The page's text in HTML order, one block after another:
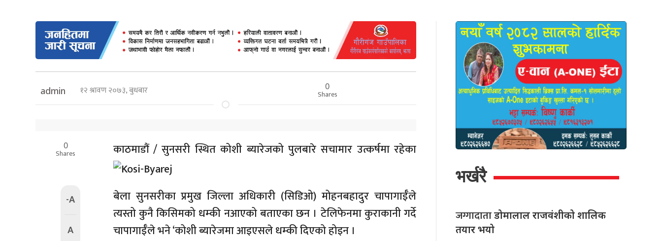
admin १२ श्रावण २०७३, बुधबार 0
Shares
0
Shares
-A
A
काठमाडौं /सुनसरी स्थित कोशी ब्यारेजको पुलबारे सचामार उत्कर्षमा रहेका
बेला सुनसरीका प्रमुख जिल्ला अधिकारी (सिडिओ) मोहनबहादुर चापागाईँले
त्यस्तो कुनै किसिमको धम्की नआएको बताएका छन । टेलिफेनमा कुराकानी गर्दे
चापागाईँले भने ‘कोशी ब्यारेजमा आइएसले धम्की दिएको होइन ।
भर्खरै
जग्गादाताडोमालाल राजवंशीको शालिक
तयार भयो